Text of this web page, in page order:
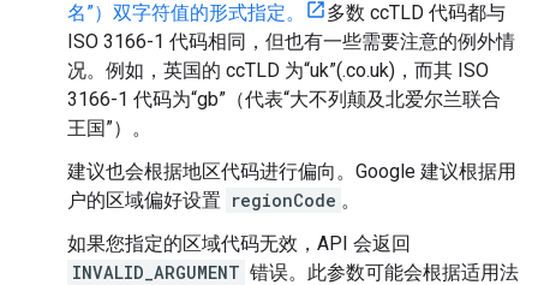
名”）双字符值的形式指定。
多数 ccTLD 代码都与
ISO 3166-1 代码相同，但也有一些需要注意的例外情
况。例如，英国的 ccTLD 为“uk”(.co.uk)，而其 ISO
3166-1 代码为“gb”（代表“大不列颠及北爱尔兰联合
王国”）。
建议也会根据地区代码进行偏向。Google 建议根据用
户的区域偏好设置 regionCode 。
如果您指定的区域代码无效，API 会返回
INVALID_ARGUMENT 错误。此参数可能会根据适用法